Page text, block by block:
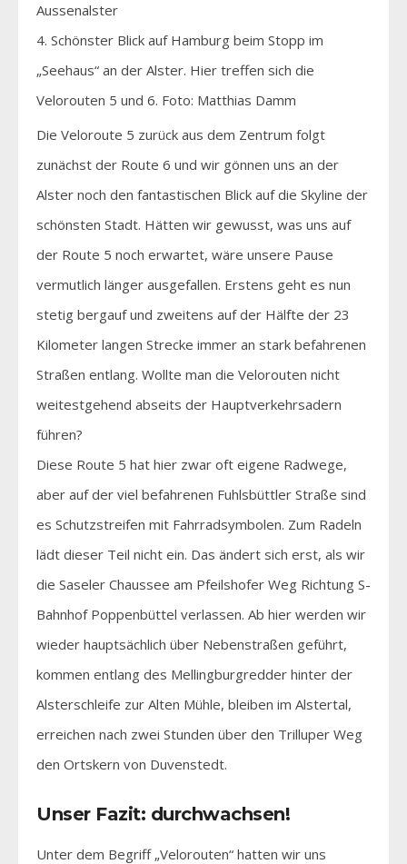
4. Schönster Blick auf Hamburg beim Stopp im
„Seehaus“ an der Alster. Hier treffen sich die
Velorouten 5 und 6. Foto: Matthias Damm
Die Veloroute 5 zurück aus dem Zentrum folgt
zunächst der Route 6 und wir gönnen uns an der
Alster noch den fantastischen Blick auf die Skyline der
schönsten Stadt. Hätten wir gewusst, was uns auf
der Route 5 noch erwartet, wäre unsere Pause
vermutlich länger ausgefallen. Erstens geht es nun
stetig bergauf und zweitens auf der Hälfte der 23
Kilometer langen Strecke immer an stark befahrenen
Straßen entlang. Wollte man die Velorouten nicht
weitestgehend abseits der Hauptverkehrsadern
führen?
Diese Route 5 hat hier zwar oft eigene Radwege,
aber auf der viel befahrenen Fuhlsbüttler Straße sind
es Schutzstreifen mit Fahrradsymbolen. Zum Radeln
lädt dieser Teil nicht ein. Das ändert sich erst, als wir
die Saseler Chaussee am Pfeilshofer Weg Richtung S-
Bahnhof Poppenbüttel verlassen. Ab hier werden wir
wieder hauptsächlich über Nebenstraßen geführt,
kommen entlang des Mellingburgredder hinter der
Alsterschleife zur Alten Mühle, bleiben im Alstertal,
erreichen nach zwei Stunden über den Trilluper Weg
den Ortskern von Duvenstedt.
Unser Fazit: durchwachsen!
Unter dem Begriff „Velorouten“ hatten wir uns